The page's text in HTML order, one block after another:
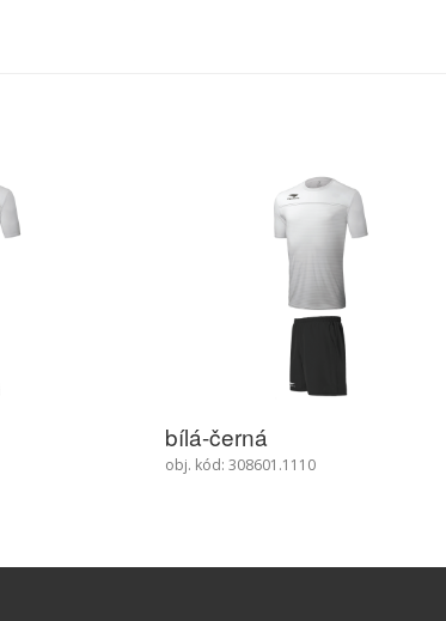
tmavě červená-červená
obj. kód: 308601.4002